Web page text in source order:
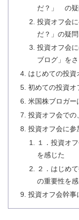
だ？」 の疑
投資オフ会
だ？」の疑
投資オフ会
ブログ」を
はじめての投
初めての投資オ
米国株ブロガー
投資オフ会での
投資オフ会に参
１．投資オ
を感じた
２．はじめ
の重要性を
投資オフ会幹事